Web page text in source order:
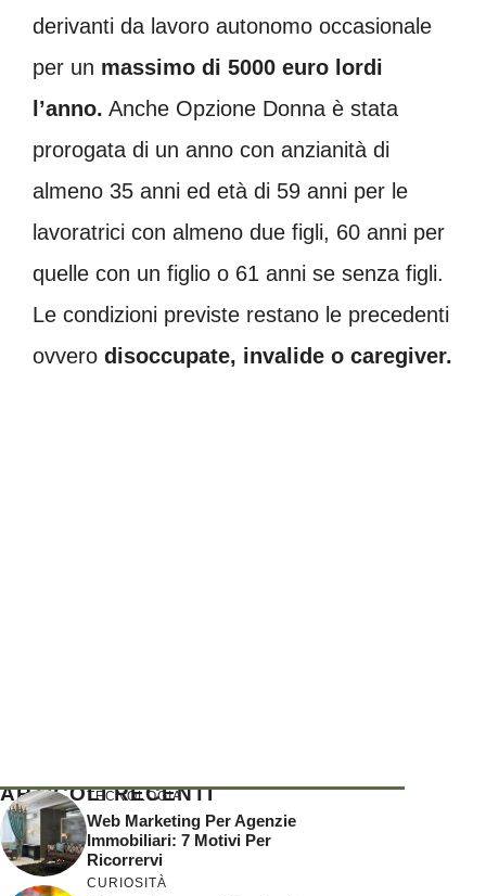
derivanti da lavoro autonomo occasionale
per un massimo di 5000 euro lordi
l’anno. Anche Opzione Donna è stata
prorogata di un anno con anzianità di
almeno 35 anni ed età di 59 anni per le
lavoratrici con almeno due figli, 60 anni per
quelle con un figlio o 61 anni se senza figli.
Le condizioni previste restano le precedenti
ovvero disoccupate, invalide o caregiver.
ARTICOLI RECENTI
TECNOLOGIA
Web Marketing Per Agenzie
Immobiliari: 7 Motivi Per
Ricorrervi
CURIOSITÀ